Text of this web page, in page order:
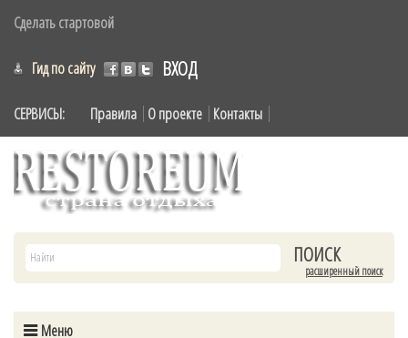
Сделать стартовой
ВХОД
Гид по сайту
СЕРВИСЫ: Правила О проекте Контакты
расширенный поиск
Меню